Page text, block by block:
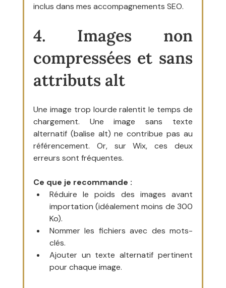
inclus dans mes accompagnements SEO.
4. Images non
compressées et sans
attributs alt
Une image trop lourde ralentit le temps de
chargement. Une image sans texte
alternatif (balise alt) ne contribue pas au
référencement. Or, sur Wix, ces deux
erreurs sont fréquentes.
Ce que je recommande :
Réduire le poids des images avant
importation (idéalement moins de 300
Ko).
Nommer les fichiers avec des mots-
clés.
Ajouter un texte alternatif pertinent
pour chaque image.